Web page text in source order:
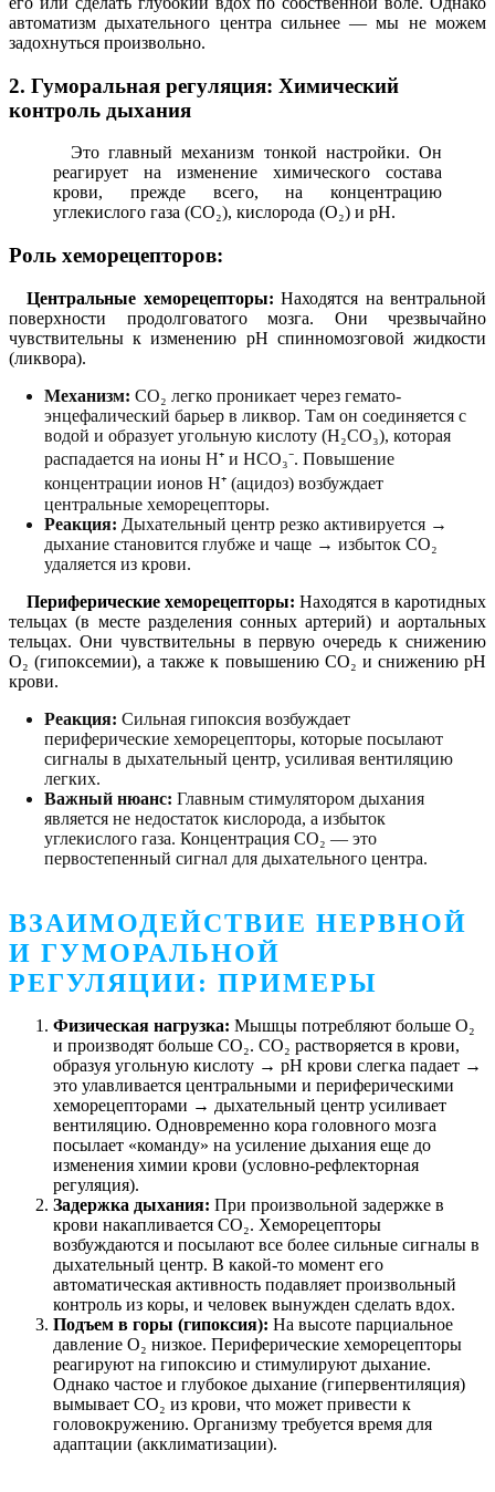
автоматизм дыхательного центра сильнее — мы не можем
задохнуться произвольно.
2. Гуморальная регуляция: Химический
контроль дыхания
Это главный механизм тонкой настройки. Он
реагирует на изменение химического состава
крови, прежде всего, на концентрацию
углекислого газа (CO₂), кислорода (O₂) и pH.
Роль хеморецепторов:
Центральные хеморецепторы: Находятся на вентральной
поверхности продолговатого мозга. Они чрезвычайно
чувствительны к изменению pH спинномозговой жидкости
(ликвора).
Механизм: CO₂ легко проникает через гемато-
энцефалический барьер в ликвор. Там он соединяется с
водой и образует угольную кислоту (H₂CO₃), которая
распадается на ионы H⁺ и HCO₃⁻. Повышение
концентрации ионов H⁺ (ацидоз) возбуждает
центральные хеморецепторы.
Реакция: Дыхательный центр резко активируется →
дыхание становится глубже и чаще → избыток CO₂
удаляется из крови.
Периферические хеморецепторы: Находятся в каротидных
тельцах (в месте разделения сонных артерий) и аортальных
тельцах. Они чувствительны в первую очередь к снижению
O₂ (гипоксемии), а также к повышению CO₂ и снижению pH
крови.
Реакция: Сильная гипоксия возбуждает
периферические хеморецепторы, которые посылают
сигналы в дыхательный центр, усиливая вентиляцию
легких.
Важный нюанс: Главным стимулятором дыхания
является не недостаток кислорода, а избыток
углекислого газа. Концентрация CO₂ — это
первостепенный сигнал для дыхательного центра.
ВЗАИМОДЕЙСТВИЕ НЕРВНОЙ
И ГУМОРАЛЬНОЙ
РЕГУЛЯЦИИ: ПРИМЕРЫ
Физическая нагрузка: Мышцы потребляют больше O₂
и производят больше CO₂. CO₂ растворяется в крови,
образуя угольную кислоту → pH крови слегка падает →
это улавливается центральными и периферическими
хеморецепторами → дыхательный центр усиливает
вентиляцию. Одновременно кора головного мозга
посылает «команду» на усиление дыхания еще до
изменения химии крови (условно-рефлекторная
регуляция).
Задержка дыхания: При произвольной задержке в
крови накапливается CO₂. Хеморецепторы
возбуждаются и посылают все более сильные сигналы в
дыхательный центр. В какой-то момент его
автоматическая активность подавляет произвольный
контроль из коры, и человек вынужден сделать вдох.
Подъем в горы (гипоксия): На высоте парциальное
давление O₂ низкое. Периферические хеморецепторы
реагируют на гипоксию и стимулируют дыхание.
Однако частое и глубокое дыхание (гипервентиляция)
вымывает CO₂ из крови, что может привести к
головокружению. Организму требуется время для
адаптации (акклиматизации).